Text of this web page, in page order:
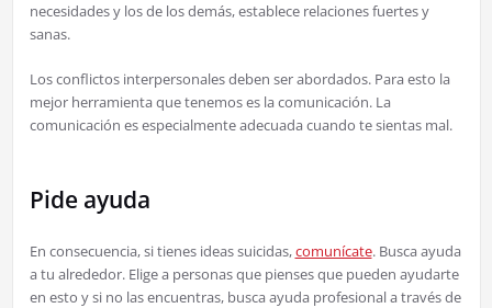
necesidades y los de los demás, establece relaciones fuertes y
sanas.
Los conflictos interpersonales deben ser abordados. Para esto la
mejor herramienta que tenemos es la comunicación. La
comunicación es especialmente adecuada cuando te sientas mal.
Pide ayuda
En consecuencia, si tienes ideas suicidas,comunícate. Busca ayuda
a tu alrededor. Elige a personas que pienses que pueden ayudarte
en esto y si no las encuentras, busca ayuda profesional a través de